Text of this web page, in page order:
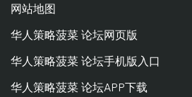
网站地图
华人策略菠菜 论坛网页版
华人策略菠菜 论坛手机版入口
华人策略菠菜 论坛APP下载